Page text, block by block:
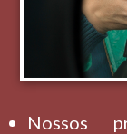
Nossos